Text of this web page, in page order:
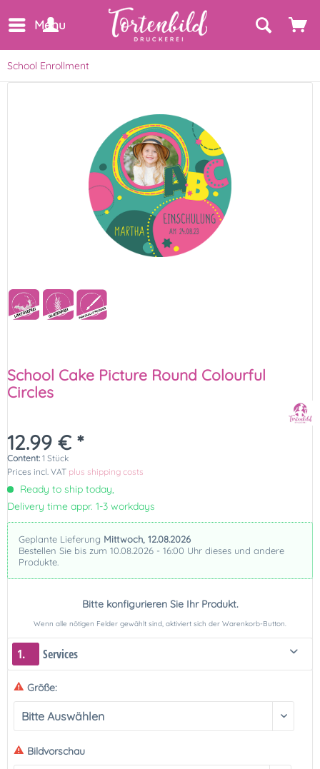
Menu
School Enrollment
School Cake Picture Round Colourful
Circles
12.99 € *
Content: 1 Stück
Prices incl. VAT plus shipping costs
Ready to ship today,
Delivery time appr. 1-3 workdays
Geplante Lieferung Mittwoch, 12.08.2026
Bestellen Sie bis zum 10.08.2026 - 16:00 Uhr dieses und andere
Produkte.
Bitte konfigurieren Sie Ihr Produkt.
Wenn alle nötigen Felder gewählt sind, aktiviert sich der Warenkorb-Button.
1. Services
Größe:
Bildvorschau